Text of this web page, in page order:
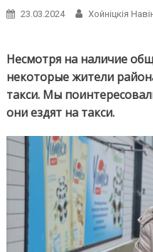
23.03.2024 Хойнiцкiя
Несмотря на наличие
некоторые жители
такси. Мы
они ездят на такси.